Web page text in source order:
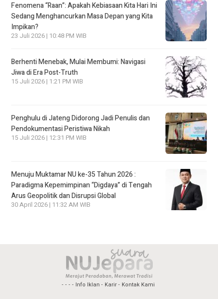
Fenomena “Raan”: Apakah Kebiasaan Kita Hari Ini
Sedang Menghancurkan Masa Depan yang Kita
Impikan?
23 Juli 2026 | 10:48 PM WIB
Berhenti Menebak, Mulai Membumi: Navigasi
Jiwa di Era Post-Truth
15 Juli 2026 | 1:21 PM WIB
Penghulu di Jateng Didorong Jadi Penulis dan
Pendokumentasi Peristiwa Nikah
15 Juli 2026 | 12:31 PM WIB
Menuju Muktamar NU ke-35 Tahun 2026 :
Paradigma Kepemimpinan “Digdaya” di Tengah
Arus Geopolitik dan Disrupsi Global
30 April 2026 | 11:32 AM WIB
Info Iklan Karir Kontak Kami